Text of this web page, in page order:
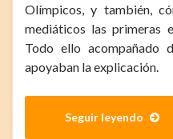
Olímpicos, y también,
mediáticos las primeras
Todo ello acompañado
apoyaban la explicación.
Seguir leyendo